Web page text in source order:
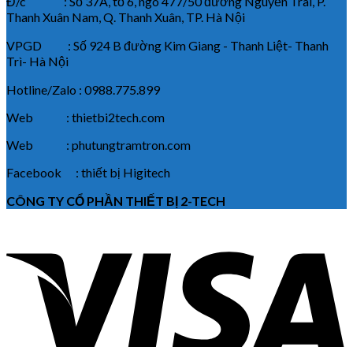
Thanh Xuân Nam, Q. Thanh Xuân, TP. Hà Nội
VPGD : Số 924 B đường Kim Giang - Thanh Liệt- Thanh
Trì- Hà Nội
Hotline/Zalo : 0988.775.899
Web : thietbi2tech.com
Web : phutungtramtron.com
Facebook : thiết bị Higitech
CÔNG TY CỔ PHẦN THIẾT BỊ 2-TECH